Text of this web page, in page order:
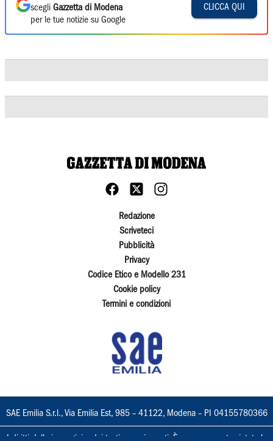
scegli Gazzetta di Modena
per le tue notizie su Google
CLICCA QUI
Redazione
Scriveteci
Pubblicità
Privacy
Codice Etico e Modello 231
Cookie policy
Termini e condizioni
SAE Emilia S.r.l., Via Emilia Est, 985 – 41122, Modena – PI 04155780366
I diritti delle immagini e dei testi sono riservati. È espressamente vietata la